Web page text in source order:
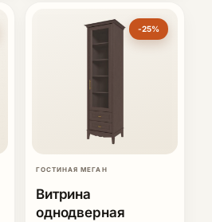
-25%
ГОСТИНАЯ МЕГАН
Витрина
однодверная